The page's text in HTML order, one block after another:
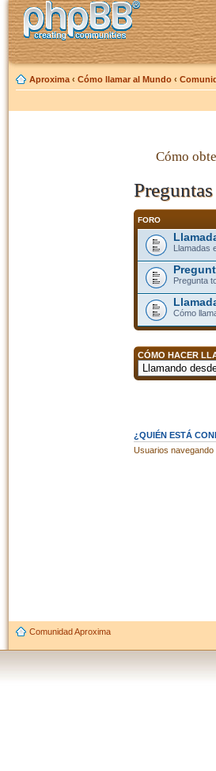
Aproxima ‹ Cómo llamar al Mundo ‹
Cómo
FORO
Llamadas
Pregunta
Cómo
CÓMO HACER
¿QUIÉN ESTÁ
Usuarios
Comunidad Aproxima